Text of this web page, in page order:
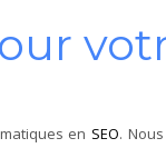
en SEO.